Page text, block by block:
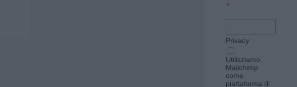
*
Privacy
Utilizziamo
Mailchimp
come
piattaforma di